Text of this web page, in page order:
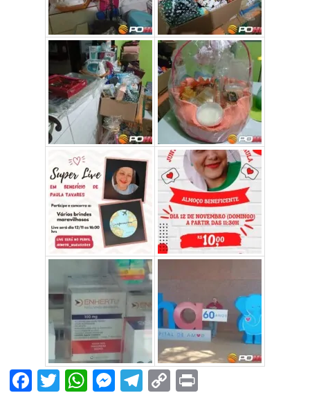
Facebook
Twitter
WhatsApp
Messenger
Telegram
Copy